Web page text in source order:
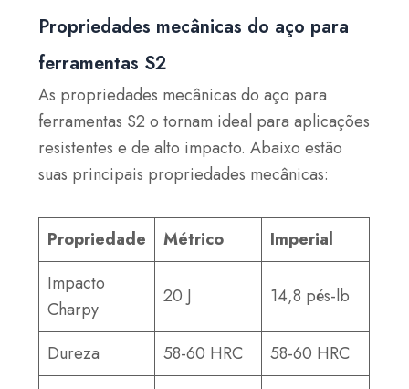
Propriedades mecânicas do aço para
ferramentas S2
As propriedades mecânicas do aço para
ferramentas S2 o tornam ideal para aplicações
resistentes e de alto impacto. Abaixo estão
suas principais propriedades mecânicas:
Propriedade Métrico
Imperial
Impacto
Charpy
20 J 14,8 pés-lb
Dureza 58-60 HRC
58-60 HRC